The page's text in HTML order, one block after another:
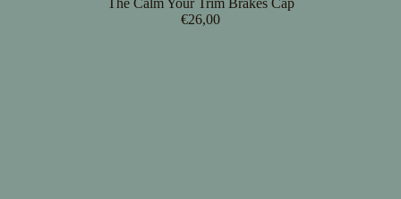
The Calm Your Trim Brakes Cap
€26,00